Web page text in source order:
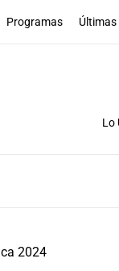
Programas
Lo
2024